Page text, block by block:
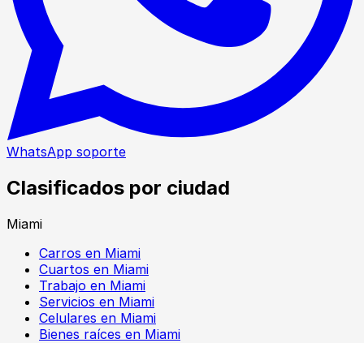
WhatsApp soporte
Clasificados por ciudad
Miami
Carros en Miami
Cuartos en Miami
Trabajo en Miami
Servicios en Miami
Celulares en Miami
Bienes raíces en Miami